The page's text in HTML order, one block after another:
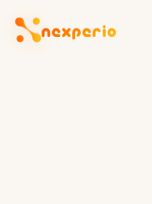
nexperio